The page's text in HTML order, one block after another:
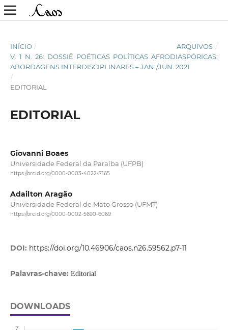
INÍCIO / ARQUIVOS /
V. 1 N. 26: DOSSIÊ POÉTICAS POLÍTICAS AFRODIASPÓRICAS:
ABORDAGENS INTERDISCIPLINARES – JAN./JUN. 2021
/
EDITORIAL
EDITORIAL
Giovanni Boaes
Universidade Federal da Paraíba (UFPB)
https://orcid.org/0000-0003-4022-7165
Adailton Aragão
Universidade Federal de Mato Grosso (UFMT)
https://orcid.org/0000-0002-5690-6069
DOI: https://doi.org/10.46906/caos.n26.59562.p7-11
Palavras-chave: Editorial
DOWNLOADS